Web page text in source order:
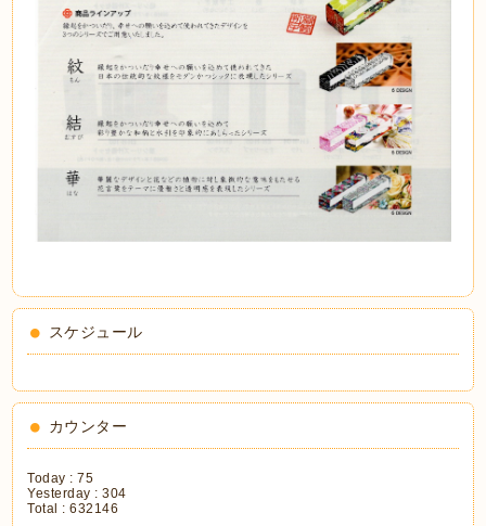
スケジュール
カウンター
Today :75
Yesterday :304
Total :632146